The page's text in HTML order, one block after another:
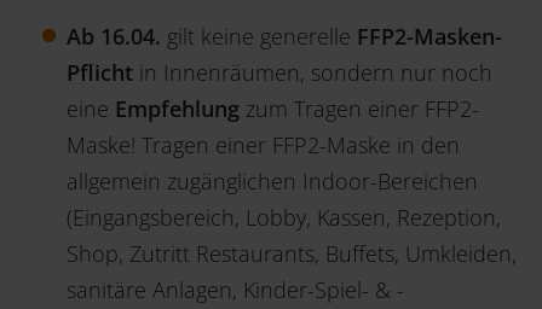
Ab 16.04. gilt keine generelle FFP2-Masken-
Pflicht in Innenräumen, sondern nur noch
eine Empfehlung zum Tragen einer FFP2-
Maske! Tragen einer FFP2-Maske in den
allgemein zugänglichen Indoor-Bereichen
(Eingangsbereich, Lobby, Kassen, Rezeption,
Shop, Zutritt Restaurants, Buffets, Umkleiden,
sanitäre Anlagen, Kinder-Spiel- & -